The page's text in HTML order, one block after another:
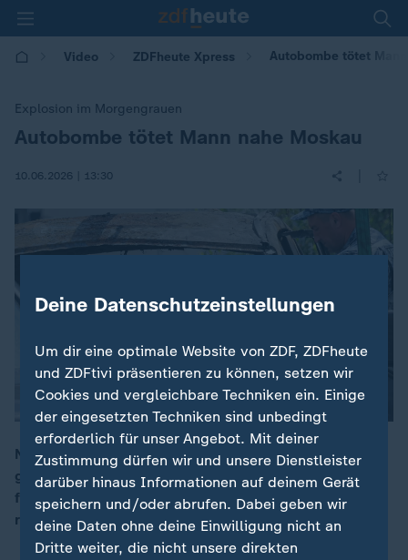
Video ZDFheute Xpress Autobombe tötet
Explosion im Morgengrauen
:
Autobombe tötet Mann nahe Moskau
10.06.2026 | 13:30
00:08
Nahe Moskau wurde ein Mann durch eine Autobombe
getötet. Die Explosion ereignete sich in einem
fahrenden BMW. Der Tote soll Oberst oder General der
russischen Raketentruppen gewesen sein.
Deine Datenschutzeinstellungen
Um dir eine optimale Website von ZDF, ZDFheute
und ZDFtivi präsentieren zu können, setzen wir
Cookies und vergleichbare Techniken ein. Einige
der eingesetzten Techniken sind unbedingt
erforderlich für unser Angebot. Mit deiner
Zustimmung dürfen wir und unsere Dienstleister
darüber hinaus Informationen auf deinem Gerät
speichern und/oder abrufen. Dabei geben wir
deine Daten ohne deine Einwilligung nicht an
Dritte weiter, die nicht unsere direkten